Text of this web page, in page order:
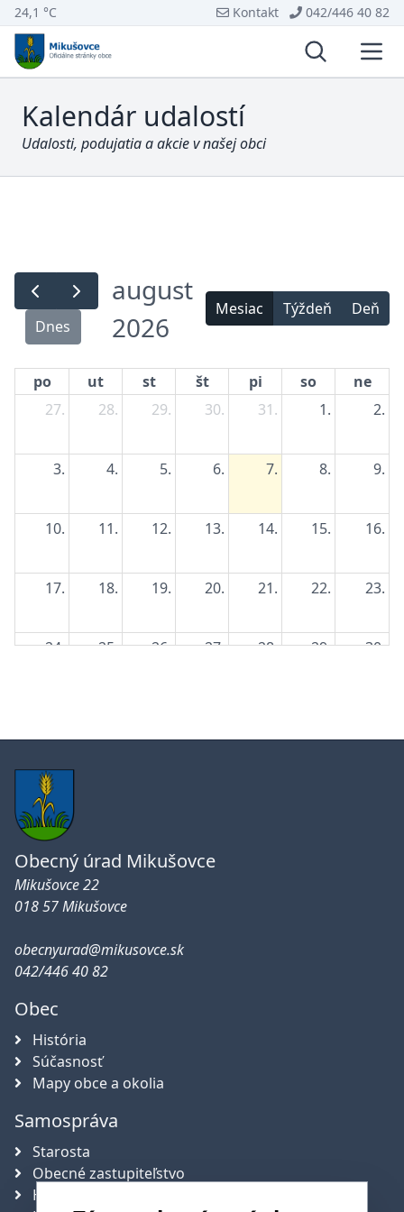
24,1 °C Kontakt 042/446 40 82
Vyhľadávanie
Kalendár udalostí
Udalosti, podujatia a akcie v našej obci
Dnes
august
2026
Mesiac Týždeň Deň
po ut st št pi so
ne
27.
28. 29. 30. 31. 1. 2.
3. 4. 5. 6. 7. 8. 9.
10. 11. 12. 13. 14. 15. 16.
17. 18. 19. 20. 21. 22. 23.
24. 25. 26. 27. 28. 29. 30.
Obecný úrad Mikušovce
Mikušovce 22
018 57 Mikušovce
obecnyurad@mikusovce.sk
042/446 40 82
Obec
História
Súčasnosť
Mapy obce a okolia
Samospráva
Starosta
Obecné zastupiteľstvo
Hlavný kontrolór obce